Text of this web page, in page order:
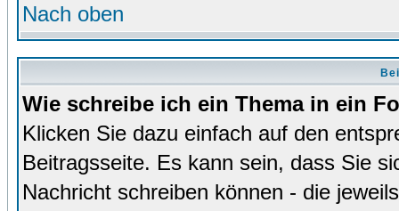
Nach oben
Wie schreibe ich ein Thema in ein
Klicken Sie dazu einfach auf den
Beitragsseite. Es kann sein, dass Sie
Nachricht schreiben können - die